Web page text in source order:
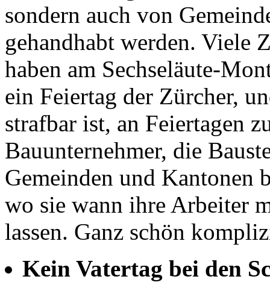
sondern auch von
gehandhabt werden. Viele
haben am Sechseläute-
ein Feiertag der Zürcher,
strafbar ist, an Feiertagen
Bauunternehmer, die
Gemeinden und Kantonen
wo sie wann ihre Arbeiter
lassen. Ganz schön
Kein Vatertag bei den